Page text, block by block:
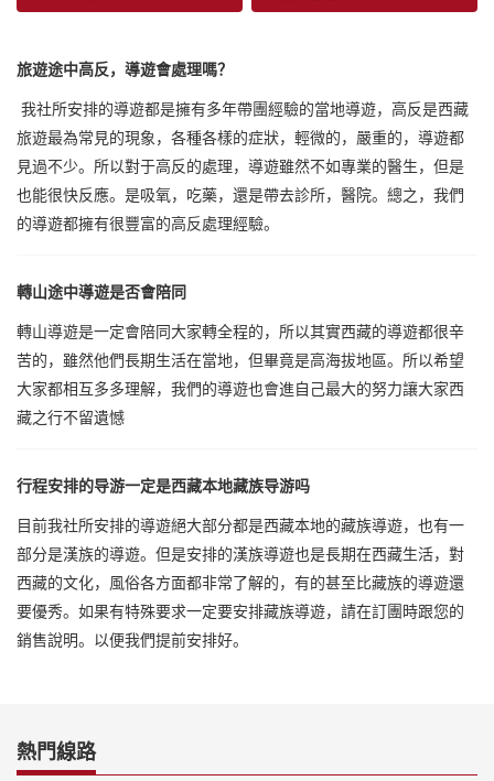
旅遊途中高反，導遊會處理嗎？
我社所安排的導遊都是擁有多年帶團經驗的當地導遊，高反是西藏
旅遊最為常見的現象，各種各樣的症狀，輕微的，嚴重的，導遊都
見過不少。所以對于高反的處理，導遊雖然不如專業的醫生，但是
也能很快反應。是吸氧，吃藥，還是帶去診所，醫院。總之，我們
的導遊都擁有很豐富的高反處理經驗。
轉山途中導遊是否會陪同
轉山導遊是一定會陪同大家轉全程的，所以其實西藏的導遊都很辛
苦的，雖然他們長期生活在當地，但畢竟是高海拔地區。所以希望
大家都相互多多理解，我們的導遊也會進自己最大的努力讓大家西
藏之行不留遺憾
行程安排的导游一定是西藏本地藏族导游吗
目前我社所安排的導遊絕大部分都是西藏本地的藏族導遊，也有一
部分是漢族的導遊。但是安排的漢族導遊也是長期在西藏生活，對
西藏的文化，風俗各方面都非常了解的，有的甚至比藏族的導遊還
要優秀。如果有特殊要求一定要安排藏族導遊，請在訂團時跟您的
銷售說明。以便我們提前安排好。
熱門線路